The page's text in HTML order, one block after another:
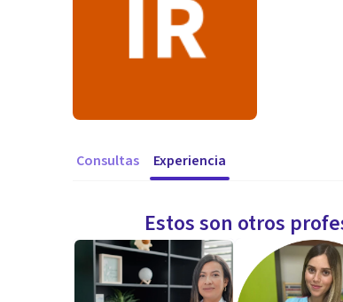
Consultas Experiencia
Estos son otros